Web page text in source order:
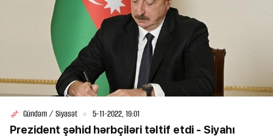
Gündəm / Siyasət 5-11-2022, 19:01
Prezident şəhid hərbçiləri təltif etdi - Siyahı